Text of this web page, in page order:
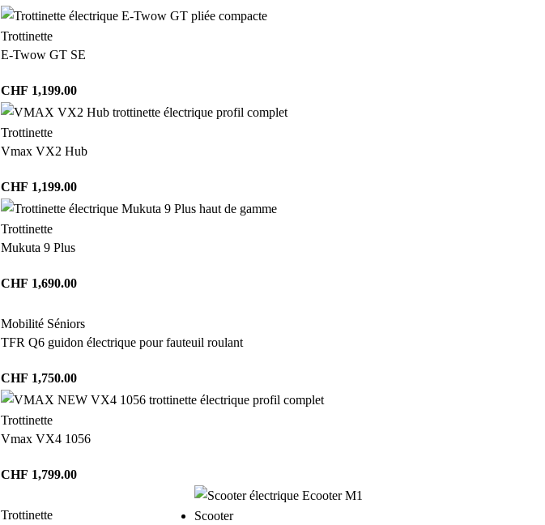
Trottinette
E-Twow GT SE
CHF 1,199.00
Trottinette
Vmax VX2 Hub
CHF 1,199.00
Trottinette
Mukuta 9 Plus
CHF 1,690.00
Mobilité Séniors
TFR Q6 guidon électrique pour fauteuil roulant
CHF 1,750.00
Trottinette
Vmax VX4 1056
CHF 1,799.00
Trottinette
Scooter